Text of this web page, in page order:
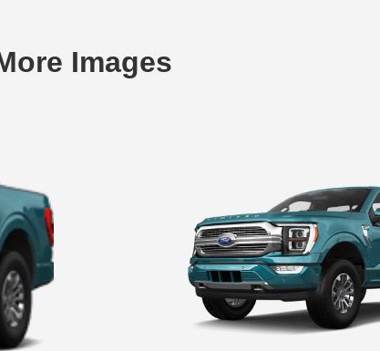
Images